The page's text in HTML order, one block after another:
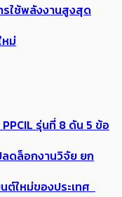
รใช้พลังงานสูงสุด
หม่
รุ่นที่ 8 ดัน 5 ข้อ
ดล็อกงานวิจัย ยก
ต์ใหม่ของประเทศ